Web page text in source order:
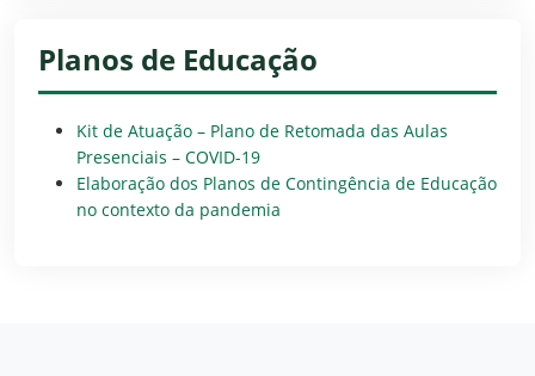
Planos de Educação
Kit de Atuação – Plano de Retomada das Aulas
Presenciais – COVID-19
Elaboração dos Planos de Contingência de Educação
no contexto da pandemia